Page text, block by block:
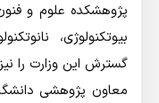
پژوهشکده علوم و
بیوتکنولوژی،
گسترش این وزارت را
معاون پژوهشی